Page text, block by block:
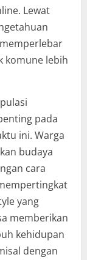
Lewat
komune lebih
pada
ini. Warga
budaya
cara
yang
memberikan
kehidupan
dengan